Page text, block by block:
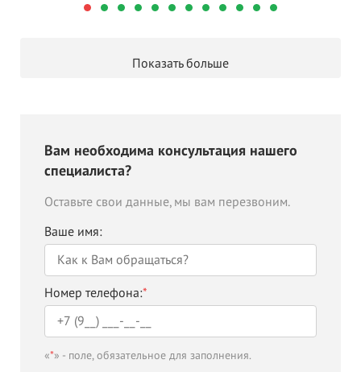
Показать больше
Вам необходима консультация нашего
специалиста?
Оставьте свои данные, мы вам перезвоним.
Ваше имя:
Номер телефона:*
«*» - поле, обязательное для заполнения.